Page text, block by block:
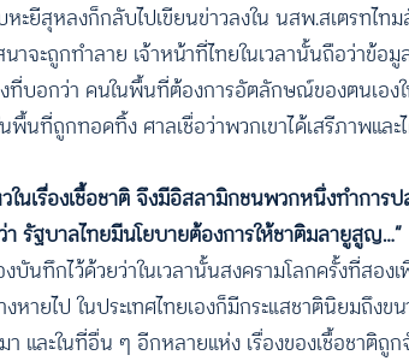
ยีสุหลงก็กลับไปเขียนข่าวลงใน นสพ.สเตรทไท
จะถูกทำลาย เจ้าหน้าที่ไทยในเวลานั้นถือว่าข้
บอกว่า คนในพื้นที่ต้องการอัตลักษณ์ของตนเองใ
พื้นที่ถูกทอดทิ้ง ศาลเชื่อว่าพวกเขาได้เสรีภาพแ
นเรื่องเชื้อชาติ จึงมีอิสลามิกชนพวกหนึ่งทำการ
รัฐบาลไทยมีนโยบายต้องการให้ชาติมลายูสูญ…”
บันทึกไว้ด้วยว่าในเวลานั้นสงครามโลกครั้งที่สอ
ายไป ในประเทศไทยเองก็มีกระแสชาตินิยมถึงข
และในที่อื่น ๆ อีกหลายแห่ง เรื่องของเชื้อชาติถูก